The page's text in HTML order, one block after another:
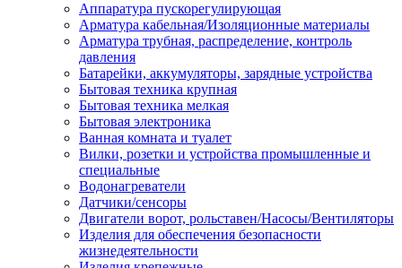
Аппаратура пускорегулирующая
Арматура кабельная/Изоляционные материалы
Арматура трубная, распределение, контроль
давления
Батарейки, аккумуляторы, зарядные устройства
Бытовая техника крупная
Бытовая техника мелкая
Бытовая электроника
Ванная комната и туалет
Вилки, розетки и устройства промышленные и
специальные
Водонагреватели
Датчики/сенсоры
Двигатели ворот, рольставен/Насосы/Вентиляторы
Изделия для обеспечения безопасности
жизнедеятельности